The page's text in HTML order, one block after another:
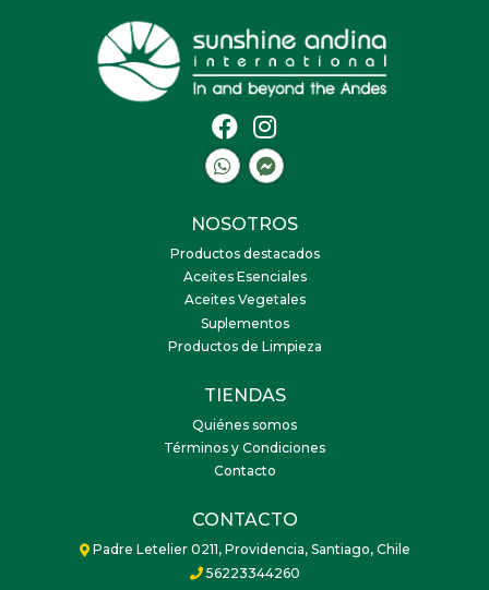
NOSOTROS
Productos destacados
Aceites Esenciales
Aceites Vegetales
Suplementos
Productos de Limpieza
TIENDAS
Quiénes somos
Términos y Condiciones
Contacto
CONTACTO
Padre Letelier 0211, Providencia, Santiago, Chile
56223344260